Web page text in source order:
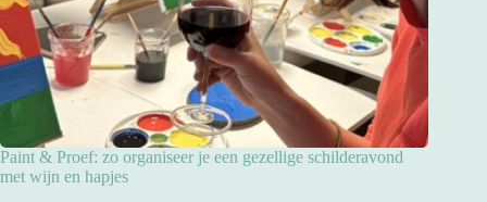
Paint & Proef: zo organiseer je een gezellige schilderavond
met wijn en hapjes